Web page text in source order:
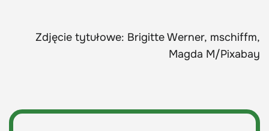
Zdjęcie tytułowe: Brigitte Werner, mschiffm,
Magda M/Pixabay